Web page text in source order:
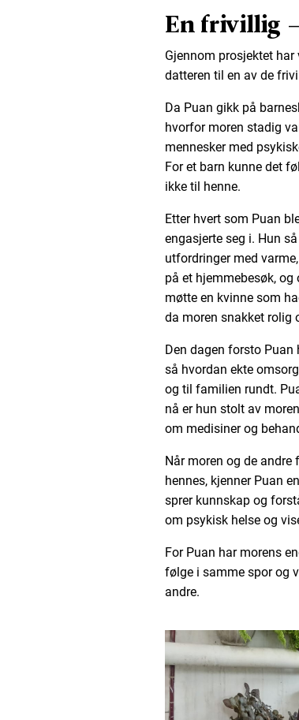
En frivillig
Gjennom prosjektet
datteren til en av de
Da Puan gikk på
hvorfor moren stadig
mennesker med
For et barn kunne det
ikke til henne.
Etter hvert som Puan
engasjerte seg i. Hun
utfordringer med
på et hjemmebesøk,
møtte en kvinne som
da moren snakket rolig
Den dagen forsto Puan
så hvordan ekte
og til familien rundt.
nå er hun stolt av
om medisiner og
Når moren og de
hennes, kjenner Puan
sprer kunnskap og
om psykisk helse og
For Puan har morens
følge i samme spor og
andre.